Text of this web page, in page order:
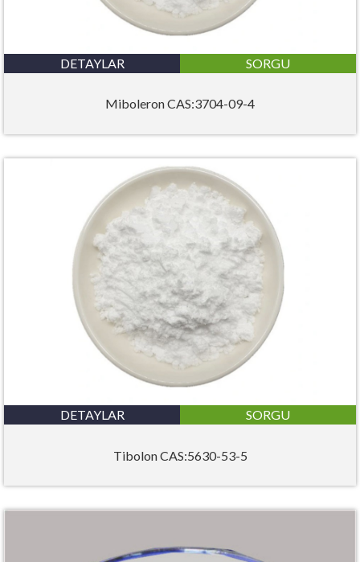
DETAYLAR SORGU
Miboleron CAS:3704-09-4
DETAYLAR SORGU
Tibolon CAS:5630-53-5